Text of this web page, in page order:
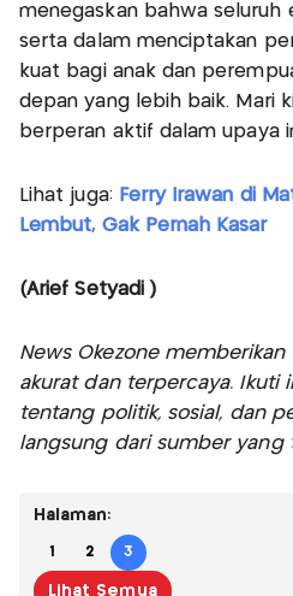
menegaskan bahwa seluruh
serta dalam menciptakan
kuat bagi anak dan
depan yang lebih baik. Mari
berperan aktif dalam upaya
Lihat juga: Ferry Irawan di
Lembut, Gak Pernah Kasar
(Arief Setyadi )
News Okezone
akurat dan terpercaya. Ikuti
tentang politik, sosial, dan
langsung dari sumber yang
Halaman:
1 2 3
Lihat Semua